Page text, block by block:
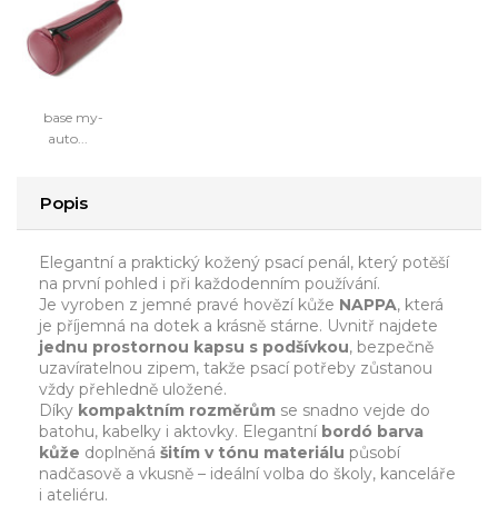
base my-
auto...
Popis
Elegantní a praktický kožený psací penál, který potěší
na první pohled i při každodenním používání.
Je vyroben z jemné pravé hovězí kůže NAPPA, která
je příjemná na dotek a krásně stárne. Uvnitř najdete
jednu prostornou kapsu s podšívkou, bezpečně
uzavíratelnou zipem, takže psací potřeby zůstanou
vždy přehledně uložené.
Díky kompaktním rozměrům se snadno vejde do
batohu, kabelky i aktovky. Elegantní bordó barva
kůže doplněná šitím v tónu materiálu působí
nadčasově a vkusně – ideální volba do školy, kanceláře
i ateliéru.